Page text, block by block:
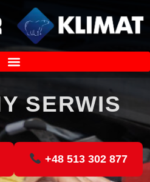
SERWIS
+48 513 302 877